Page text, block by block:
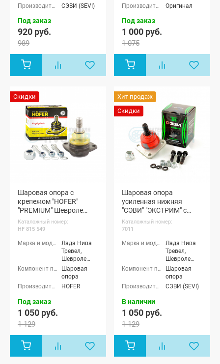
СЭВИ (SEVI)
Под заказ
920 руб.
989
Оригинал
Под заказ
1 000 руб.
1 075
Скидки
Шаровая опора с
крепежом "HOFER"
"PREMIUM" Шевроле
Нива, Нива Тревел
Каталожный номер:
HF 815 549
Лада Нива
Тревел,
Шевроле
Нива (ВАЗ
2123)
Шаровая
опора
HOFER
Под заказ
1 050 руб.
1 129
Хит продаж
Скидки
Шаровая опора
усиленная нижняя
"СЭВИ" "ЭКСТРИМ" с
защитным чехлом и
крепежом Шевроле
Каталожный номер:
7011
Лада Нива
Тревел,
Шевроле
Нива (ВАЗ
2123)
Шаровая
опора
СЭВИ (SEVI)
В наличии
1 050 руб.
1 129